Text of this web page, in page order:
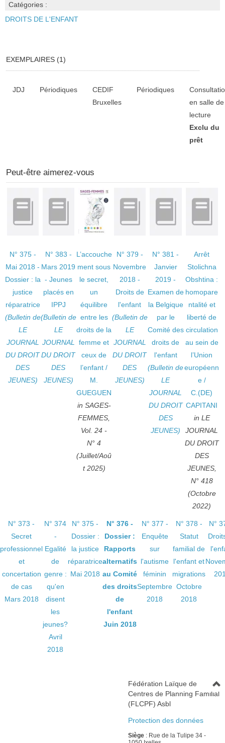
Catégories :
DROITS DE L'ENFANT
EXEMPLAIRES (1)
JDJ
Périodiques
CEDIF
Bruxelles
Périodiques
en salle de
lecture
Exclu du
prêt
Peut-être aimerez-vous
N° 375 -
Mai 2018 -
Dossier : la
justice
réparatrice
(Bulletin de
LE
JOURNAL
DU DROIT
DES
JEUNES)
N° 383 -
Mars 2019
- Jeunes
placés en
IPPJ
(Bulletin de
LE
JOURNAL
DU DROIT
DES
JEUNES)
L’accouche
ment sous
le secret,
un
équilibre
entre les
droits de la
femme et
ceux de
l’enfant /
M.
GUEGUEN
in SAGES-
FEMMES,
Vol. 24 -
N° 4
(Juillet/Aoû
t 2025)
N° 379 -
Novembre
2018 -
Droits de
l'enfant
(Bulletin de
LE
JOURNAL
DU DROIT
DES
JEUNES)
N° 381 -
Janvier
2019 -
Examen de
la Belgique
par le
Comité des
droits de
l'enfant
(Bulletin de
LE
JOURNAL
DU DROIT
DES
JEUNES)
Arrêt
Stolichna
Obshtina :
homopare
ntalité et
liberté de
circulation
au sein de
l’Union
européenn
e/
C.(DE)
CAPITANI
in LE
JOURNAL
DU DROIT
DES
JEUNES,
N° 418
(Octobre
2022)
N° 373 -
Secret
professionnel
et
concertation
de cas
Mars 2018
N° 374
-
Egalité
de
genre :
qu'en
disent
les
jeunes?
Avril
2018
N° 375 -
Dossier :
la justice
réparatrice
Mai 2018
N° 376 -
Dossier :
Rapports
alternatifs
au Comité
des droits
de
l'enfant
Juin 2018
N° 377 -
Enquête
sur
l'autisme
féminin
Septembre
2018
N° 378 -
Statut
familial de
l'enfant et
migrations
Octobre
2018
N°
Fédération Laïque de
Centres de Planning Familial
(FLCPF) Asbl
Protection des données
Siège: Rue de la Tulipe 34 -